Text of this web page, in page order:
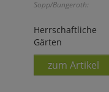
Sopp/Bungeroth:
Herrschaftliche
Gärten
zum Artikel